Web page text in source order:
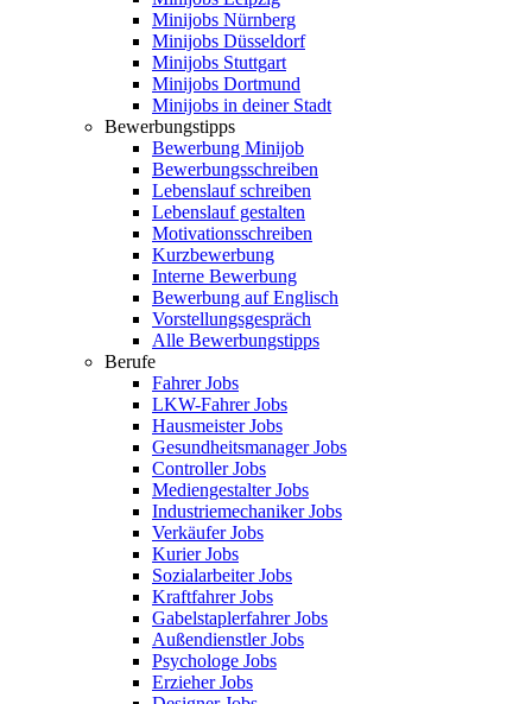
Minijobs Nürnberg
Minijobs Düsseldorf
Minijobs Stuttgart
Minijobs Dortmund
Minijobs in deiner Stadt
Bewerbungstipps
Bewerbung Minijob
Bewerbungsschreiben
Lebenslauf schreiben
Lebenslauf gestalten
Motivationsschreiben
Kurzbewerbung
Interne Bewerbung
Bewerbung auf Englisch
Vorstellungsgespräch
Alle Bewerbungstipps
Berufe
Fahrer Jobs
LKW-Fahrer Jobs
Hausmeister Jobs
Gesundheitsmanager Jobs
Controller Jobs
Mediengestalter Jobs
Industriemechaniker Jobs
Verkäufer Jobs
Kurier Jobs
Sozialarbeiter Jobs
Kraftfahrer Jobs
Gabelstaplerfahrer Jobs
Außendienstler Jobs
Psychologe Jobs
Erzieher Jobs